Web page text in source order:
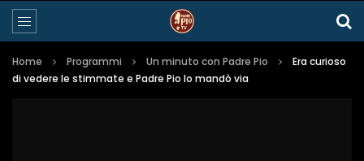
Home Programmi Un minuto con Padre Pio
Era curioso
di vedere le stimmate e Padre Pio lo mandò via